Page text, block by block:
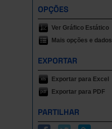
OPÇÕES
Ver Gráfico Estático
Mais opções e dados
EXPORTAR
Exportar para Excel
Exportar para PDF
PARTILHAR